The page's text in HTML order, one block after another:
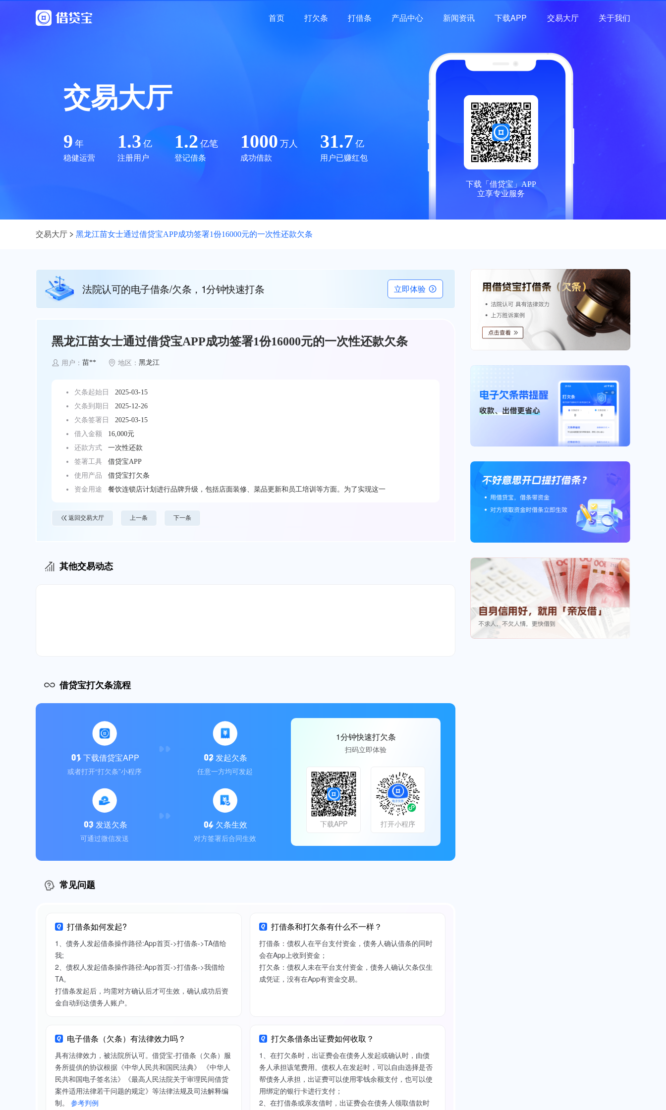
首页 打欠条 打借条 产品中心 新闻资讯 下载APP 交易大厅 关于我们
交易大厅
9 年
稳健运营
1.3 亿
注册用户
1.2 亿笔
登记借条
1000 万人
成功借款
31.7 亿
用户已赚红包
下载「借贷宝」APP
立享专业服务
交易大厅 黑龙江苗女士通过借贷宝APP成功签署1份16000元的一次性还款欠条
法院认可的电子借条/欠条，1分钟快速打条 立即体验
黑龙江苗女士通过借贷宝APP成功签署1份16000元的一次性还款欠条
用户： 苗** 地区： 黑龙江
欠条起始日
2025-03-15
欠条到期日
2025-12-26
欠条签署日
2025-03-15
借入金额
16,000元
还款方式
一次性还款
签署工具
借贷宝APP
使用产品
借贷宝打欠条
资金用途
餐饮连锁店计划进行品牌升级，包括店面装修、菜品更新和员工培训等方面。为了实现这一
返回交易大厅 上一条 下一条
其他交易动态
借贷宝打欠条流程
下载借贷宝APP
或者打开“打欠条”小程序
发起欠条
任意一方均可发起
发送欠条
可通过微信发送
欠条生效
对方签署后合同生效
1分钟快速打欠条
扫码立即体验
下载APP 打开小程序
常见问题
打借条如何发起?
1、债务人发起借条操作路径:App首页->打借条->TA借给
我;
2、债权人发起借条操作路径:App首页->打借条->我借给
TA。
打借条发起后，均需对方确认后才可生效，确认成功后资
金自动到达债务人账户。
打借条和打欠条有什么不一样？
打借条：债权人在平台支付资金，债务人确认借条的同时
会在App上收到资金；
打欠条：债权人未在平台支付资金，债务人确认欠条仅生
成凭证，没有在App有资金交易。
电子借条（欠条）有法律效力吗？
具有法律效力，被法院所认可。借贷宝-打借条（欠条）服
务所提供的协议根据《中华人民共和国民法典》 《中华人
民共和国电子签名法》《最高人民法院关于审理民间借货
案件适用法律若干问题的规定》等法律法规及司法解释编
制。 参考判例
打欠条借条出证费如何收取？
1、在打欠条时，出证费会在债务人发起或确认时，由债
务人承担该笔费用。债权人在发起时，可以自由选择是否
帮债务人承担，出证费可以使用零钱余额支付，也可以使
用绑定的银行卡进行支付；
2、在打借条或亲友借时，出证费会在债务人领取借款时